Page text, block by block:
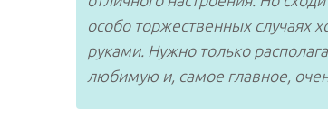
особо торжественных случаях
руками. Нужно только
любимую и, самое главное,